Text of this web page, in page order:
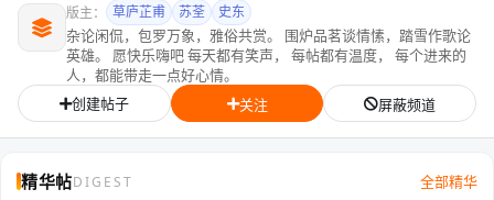
版主： 草庐芷甫 苏荃 史东
杂论闲侃，包罗万象，雅俗共赏。 围炉品茗谈情愫，踏雪作歌论
英雄。 愿快乐嗨吧 每天都有笑声， 每帖都有温度， 每个进来的
人，都能带走一点好心情。
创建帖子
关注 屏蔽频道
精华帖DIGEST 全部精华